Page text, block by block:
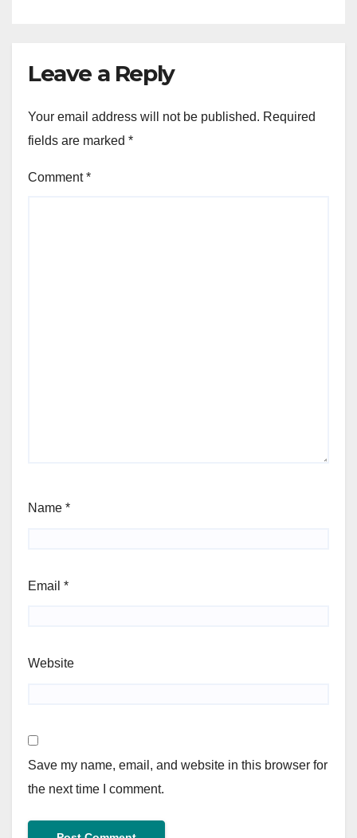
Leave a Reply
Your email address will not be published. Required
fields are marked *
Comment*
Name *
Email *
Website
Save my name, email, and website in this browser for
the next time I comment.